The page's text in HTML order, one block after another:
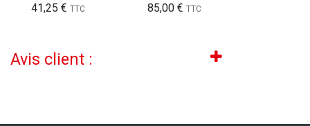
41,25 € TTC
85,00 € TTC
Avis client :